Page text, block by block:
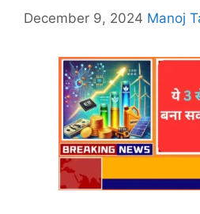
December 9, 2024 Manoj